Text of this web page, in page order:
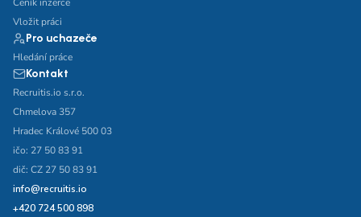
Vložit práci
Pro uchazeče
Hledání práce
Kontakt
Recruitis.io s.r.o.
Chmelova 357
Hradec Králové 500 03
ičo: 27 50 83 91
dič: CZ 27 50 83 91
info@recruitis.io
+420 724 500 898